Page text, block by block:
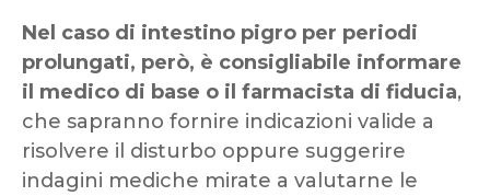
Nel caso di intestino pigro per periodi
prolungati, però, è consigliabile informare
il medico di base o il farmacista di fiducia,
che sapranno fornire indicazioni valide a
risolvere il disturbo oppure suggerire
indagini mediche mirate a valutarne le